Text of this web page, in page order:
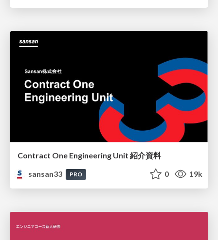
Contract One Engineering Unit 紹介資料
sansan33
PRO 0 19k